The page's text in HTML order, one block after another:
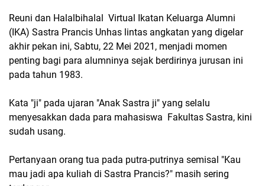
Reuni dan Halalbihalal Virtual Ikatan Keluarga Alumni
(IKA) Sastra Prancis Unhas lintas angkatan yang digelar
akhir pekan ini, Sabtu, 22 Mei 2021, menjadi momen
penting bagi para alumninya sejak berdirinya jurusan ini
pada tahun 1983.
Kata "ji" pada ujaran "Anak Sastra ji" yang selalu
menyesakkan dada para mahasiswa Fakultas Sastra, kini
sudah usang.
Pertanyaan orang tua pada putra-putrinya semisal "Kau
mau jadi apa kuliah di Sastra Prancis?" masih sering